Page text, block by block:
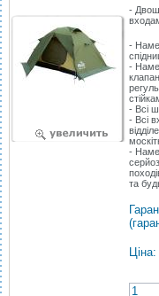
-
-
-
- Всі
- Всі
-
та
Ціна: